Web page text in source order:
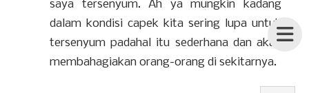
saya tersenyum. Ah ya mungkin kadang
dalam kondisi capek kita sering lupa untuk
tersenyum padahal itu sederhana dan akan
membahagiakan orang-orang di sekitarnya.